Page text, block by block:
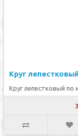
Круг
Круг лепестковый